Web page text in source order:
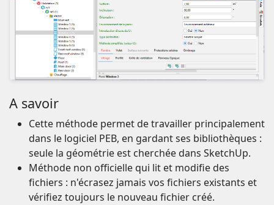
A savoir
Cette méthode permet de travailler principalement
dans le logiciel PEB, en gardant ses bibliothèques :
seule la géométrie est cherchée dans SketchUp.
Méthode non officielle qui lit et modifie des
fichiers : n'écrasez jamais vos fichiers existants et
vérifiez toujours le nouveau fichier créé.